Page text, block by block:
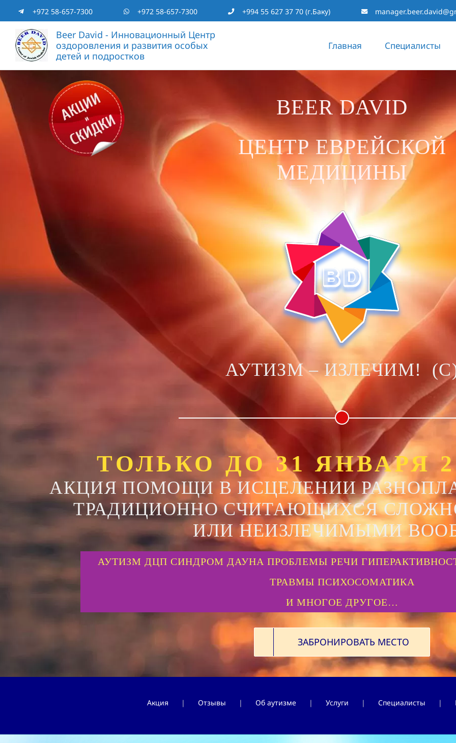
content
+972 58-657-7300 +972 58-657-7300 +994 55 627 37 70 (г.Баку)
Beer David - Инновационный Центр
оздоровления и развития особых
детей и подростков
Главная Специалисты
BEER DAVID
ЦЕНТР ЕВРЕЙСКОЙ
МЕДИЦИНЫ
АУТИЗМ – ИЗЛЕЧИМ!
ТОЛЬКО ДО 31 ЯНВАРЯ
АКЦИЯ ПОМОЩИ В ИСЦЕЛЕНИИ
ТРАДИЦИОННО СЧИТАЮЩИХСЯ
ИЛИ НЕИЗЛЕЧИМЫМИ
АУТИЗМ ДЦП СИНДРОМ ДАУНА ПРОБЛЕМЫ РЕЧИ
ТРАВМЫ ПСИХОСОМАТИКА
И МНОГОЕ ДРУГОЕ…
ЗАБРОНИРОВАТЬ МЕСТО
Акция Отзывы Об аутизме Услуги Специалисты